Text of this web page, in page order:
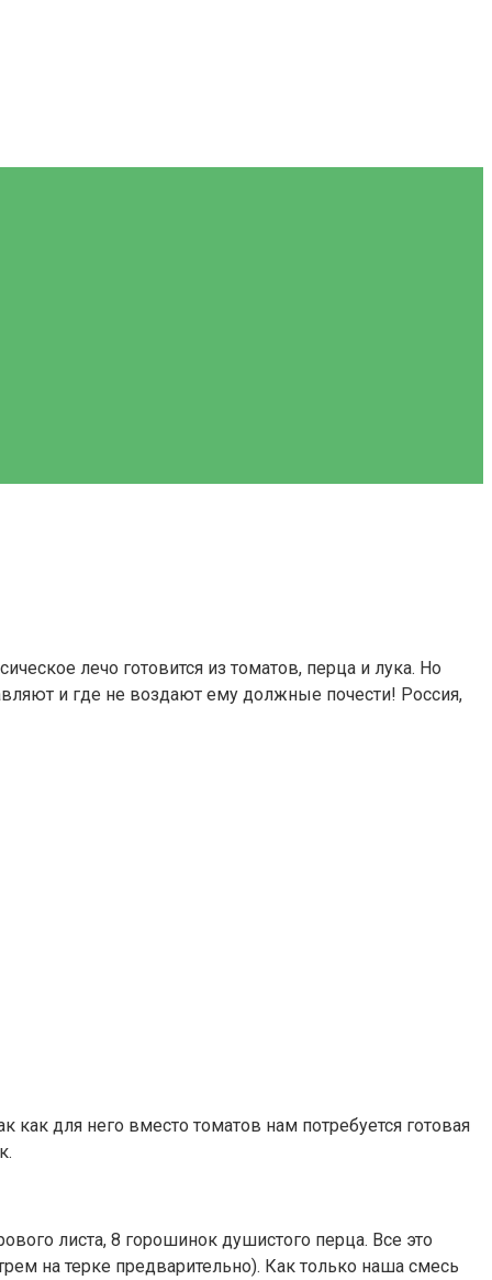
лечо готовится из томатов, перца и лука. Но
и где не воздают ему должные почести! Россия,
как для него вместо томатов нам потребуется готовая
листа, 8 горошинок душистого перца. Все это
на терке предварительно). Как только наша смесь